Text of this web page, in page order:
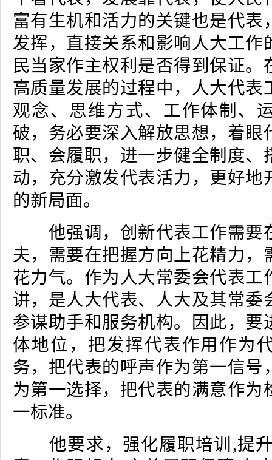
富有生机和活力的关键也是代表
发挥，直接关系和影响人大工作
民当家作主权利是否得到保证。
高质量发展的过程中，人大代表
观念、思维方式、工作体制、
破，务必要深入解放思想，着眼
职、会履职，进一步健全制度、
动，充分激发代表活力，更好地
的新局面。
他强调，创新代表工作需要
夫，需要在把握方向上花精力，
花力气。作为人大常委会代表工
讲，是人大代表、人大及其常委
参谋助手和服务机构。因此，要
体地位，把发挥代表作用作为
务，把代表的呼声作为第一信号
为第一选择，把代表的满意作为
一标准。
他要求，强化履职培训,提升